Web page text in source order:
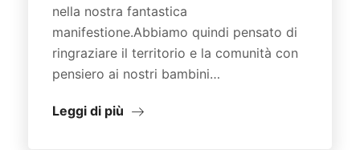
nella nostra fantastica
manifestione.Abbiamo quindi pensato di
ringraziare il territorio e la comunità con
pensiero ai nostri bambini…
Leggi di più